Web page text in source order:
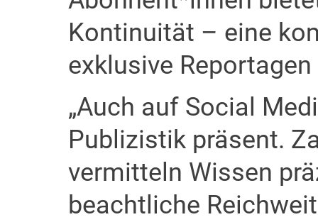
Kontinuität – eine
exklusive
„Auch auf Social
Publizistik präsent.
vermitteln Wissen
beachtliche